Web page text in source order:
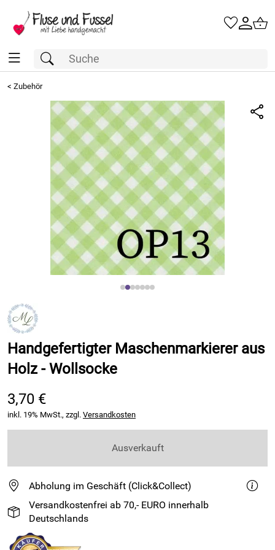
< Zubehör
Handgefertigter Maschenmarkierer aus
Holz - Wollsocke
3,70 €
inkl. 19% MwSt., zzgl. Versandkosten
Ausverkauft
Abholung im Geschäft (Click&Collect)
Versandkostenfrei ab 70,- EURO innerhalb
Deutschlands